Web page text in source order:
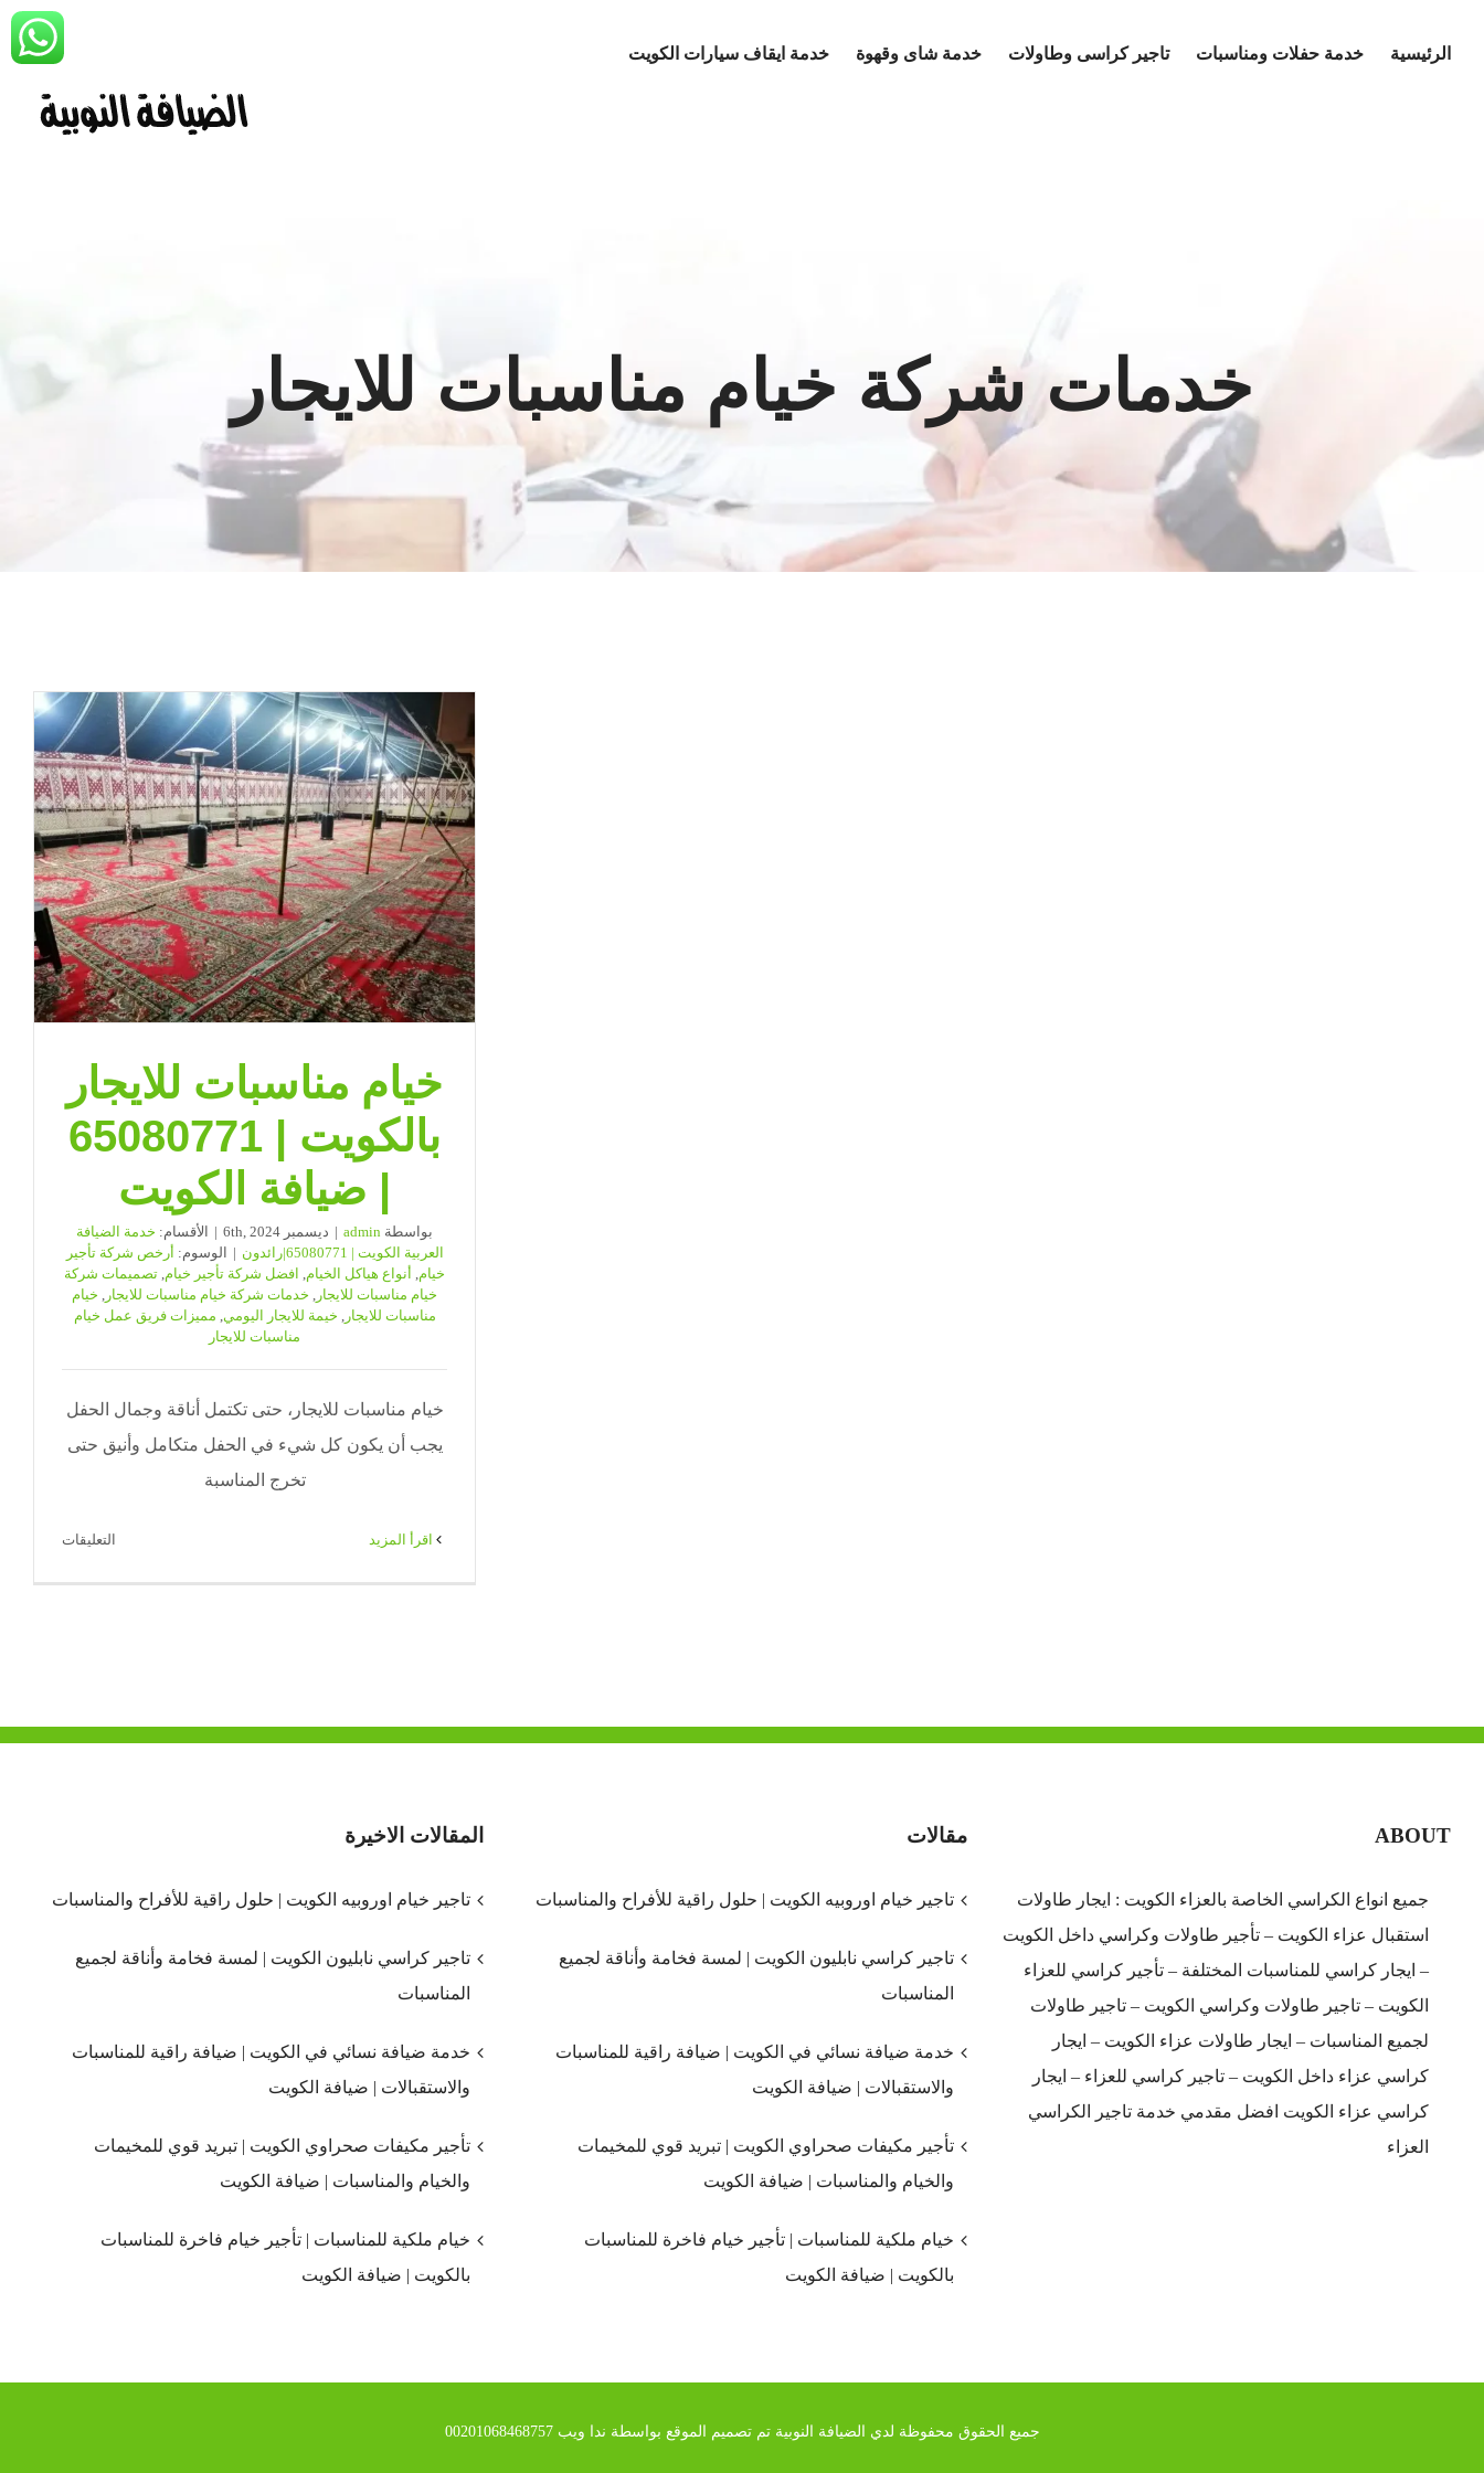
الرئيسية خدمة حفلات ومناسبات تاجير كراسى وطاولات خدمة شاى وقهوة خدمة ايقاف سيارات الكويت
خدمات شركة خيام مناسبات للايجار
خيام مناسبات للايجار
بالكويت | 65080771
| ضيافة الكويت
بواسطة admin
| ديسمبر 6th, 2024 | الأقسام: خدمة الضيافة
العربية الكويت | 65080771|رائدون
| الوسوم: أرخص شركة تأجير
خيام, أنواع هياكل الخيام, افضل شركة تأجير خيام, تصميمات شركة
خيام مناسبات للايجار , خدمات شركة خيام مناسبات للايجار , خيام
مناسبات للايجار, خيمة للايجار اليومي, مميزات فريق عمل خيام
مناسبات للايجار
خيام مناسبات للايجار، حتى تكتمل أناقة وجمال الحفل
يجب أن يكون كل شيء في الحفل متكامل وأنيق حتى
تخرج المناسبة
‫اقرأ المزيد التعليقات
|
ABOUT
جميع انواع الكراسي الخاصة بالعزاء الكويت : ايجار طاولات
استقبال عزاء الكويت – تأجير طاولات وكراسي داخل الكويت
– ايجار كراسي للمناسبات المختلفة – تأجير كراسي للعزاء
الكويت – تاجير طاولات وكراسي الكويت – تاجير طاولات
لجميع المناسبات – ايجار طاولات عزاء الكويت – ايجار
كراسي عزاء داخل الكويت – تاجير كراسي للعزاء – ايجار
كراسي عزاء الكويت افضل مقدمي خدمة تاجير الكراسي
العزاء
مقالات
تاجير خيام اوروبيه الكويت | حلول راقية للأفراح والمناسبات
تاجير كراسي نابليون الكويت | لمسة فخامة وأناقة لجميع
المناسبات
خدمة ضيافة نسائي في الكويت | ضيافة راقية للمناسبات
والاستقبالات | ضيافة الكويت
تأجير مكيفات صحراوي الكويت | تبريد قوي للمخيمات
والخيام والمناسبات | ضيافة الكويت
خيام ملكية للمناسبات | تأجير خيام فاخرة للمناسبات
بالكويت | ضيافة الكويت
المقالات الاخيرة
تاجير خيام اوروبيه الكويت | حلول راقية للأفراح والمناسبات
تاجير كراسي نابليون الكويت | لمسة فخامة وأناقة لجميع
المناسبات
خدمة ضيافة نسائي في الكويت | ضيافة راقية للمناسبات
والاستقبالات | ضيافة الكويت
تأجير مكيفات صحراوي الكويت | تبريد قوي للمخيمات
والخيام والمناسبات | ضيافة الكويت
خيام ملكية للمناسبات | تأجير خيام فاخرة للمناسبات
بالكويت | ضيافة الكويت
جميع الحقوق محفوظة لدي الضيافة النوبية تم تصميم الموقع بواسطة ندا ويب 00201068468757